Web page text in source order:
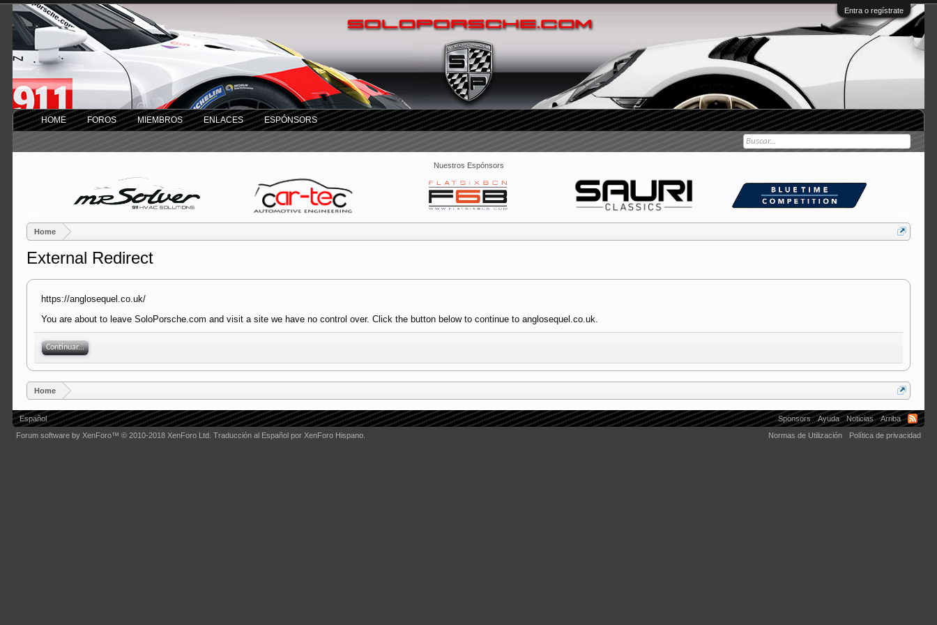
Entra o regístrate
Nuestros Espónsors
Home
External Redirect
https://anglosequel.co.uk/
You are about to leave SoloPorsche.com and visit a site we have no control over. Click the button below to continue to anglosequel.co.uk.
Continuar...
Home
HOME FOROS MIEMBROS ENLACES ESPÓNSORS
Español Sponsors Ayuda Noticias
Arriba
Normas de Utilización
Política de privacidad
Forum software by XenForo™© 2010-2018 XenForo Ltd. Traducción al Español por XenForo Hispano.